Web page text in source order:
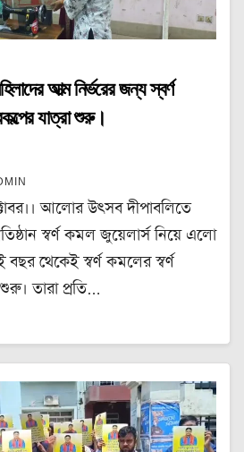
আত্ম নির্ভরের জন্য স্বর্ণ
যাত্রা শুরু।
আলোর উৎসব দীপাবলিতে
স্বর্ণ কমল জুয়েলার্স নিয়ে এলো
বছর থেকেই স্বর্ণ কমলের স্বর্ণ
তারা প্রতি…